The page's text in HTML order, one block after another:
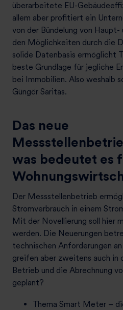
überarbeitete EU-
allem aber profitiert ein
von der Bündelung von Haupt-
den Möglichkeiten durch die
solide Datenbasis ermöglicht
beste Grundlage für jegliche
bei Immobilien. Also weshalb
Güngör Saritas.
Das neue
was bedeutet es
Der Messstellenbetrieb
Stromverbrauch in einem
Mit der Novellierung soll hier
werden. Die Neuerungen
technischen Anforderungen
greifen aber zweitens auch in
Betrieb und die Abrechnung
geplant?
Thema Smart Meter –